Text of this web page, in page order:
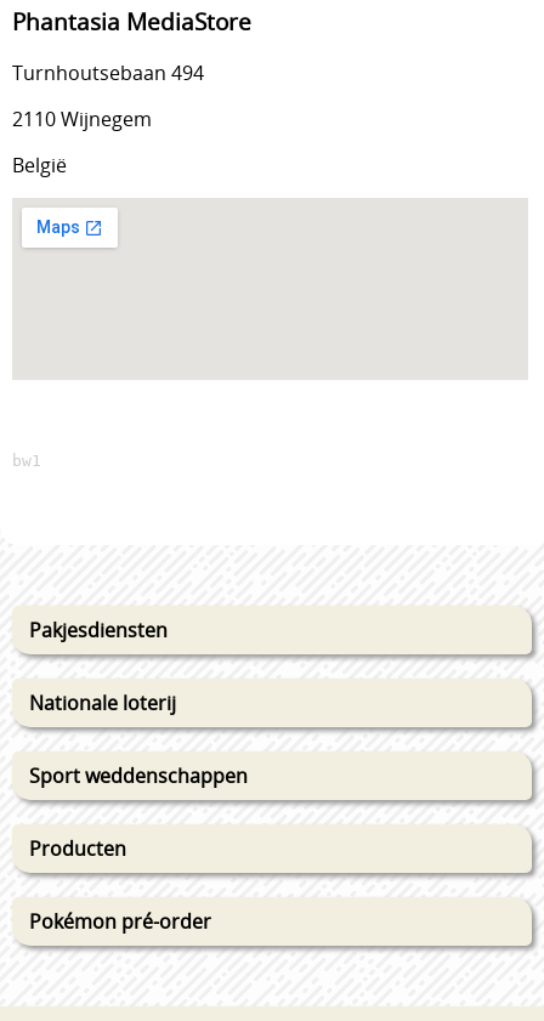
Parking
Pakjesdiensten
Nationale loterij
Sport weddenschappen
Producten
Pokémon pré-order
Phantasia MediaStore
Turnhoutsebaan 494
2110 Wijnegem
België
bw1